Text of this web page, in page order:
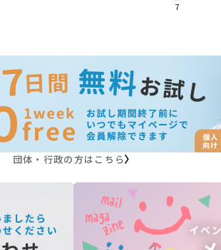
7
団体・行政の方はこちら